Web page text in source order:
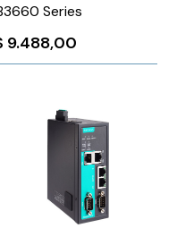
Series
9.488,00